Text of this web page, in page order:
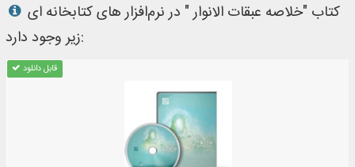
کتاب "خلاصه عبقات الانوار " در نرم‌افزار های کتابخانه ای
زیر وجود دارد:
قابل دانلود